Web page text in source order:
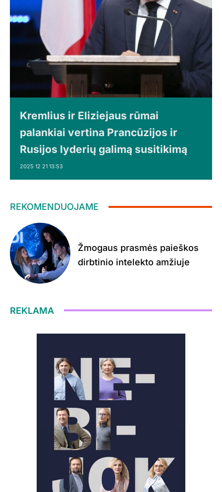
Kremlius ir Eliziejaus rūmai
palankiai vertina Prancūzijos ir
Rusijos lyderių galimą susitikimą
2025 12 21 13:53
REKOMENDUOJAME
Žmogaus prasmės paieškos
dirbtinio intelekto amžiuje
REKLAMA